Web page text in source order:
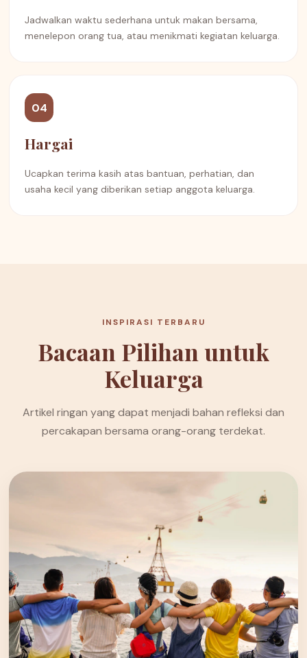
Jadwalkan waktu sederhana untuk makan bersama,
menelepon orang tua, atau menikmati kegiatan keluarga.
04
Hargai
Ucapkan terima kasih atas bantuan, perhatian, dan
usaha kecil yang diberikan setiap anggota keluarga.
INSPIRASI TERBARU
Bacaan Pilihan untuk
Keluarga
Artikel ringan yang dapat menjadi bahan refleksi dan
percakapan bersama orang-orang terdekat.